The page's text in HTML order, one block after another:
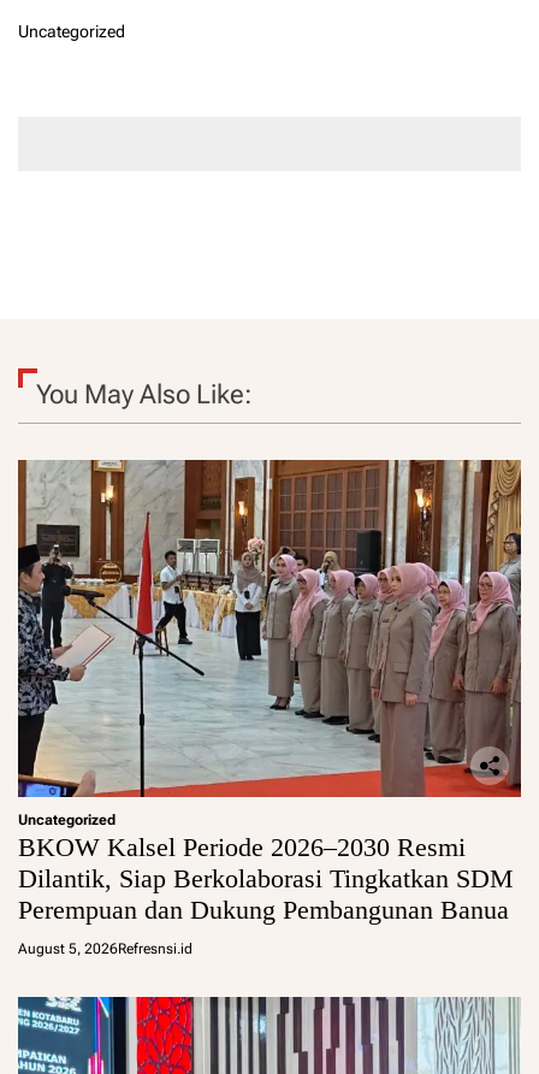
Uncategorized
You May Also Like:
Uncategorized
BKOW Kalsel Periode 2026–2030 Resmi
Dilantik, Siap Berkolaborasi Tingkatkan SDM
Perempuan dan Dukung Pembangunan Banua
August 5, 2026Refresnsi.id